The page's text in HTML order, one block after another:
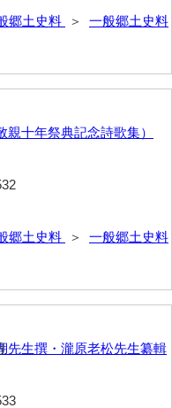
郷土史料 ＞ 一般郷土史料
親十年祭典記念詩歌集）
郷土史料 ＞ 一般郷土史料
生撰・瀧原老松先生纂輯